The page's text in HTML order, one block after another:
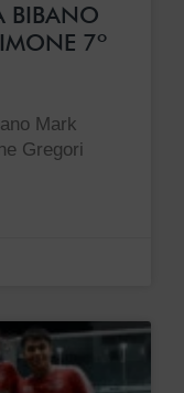
BIBANO
7º
Mark
Gregori